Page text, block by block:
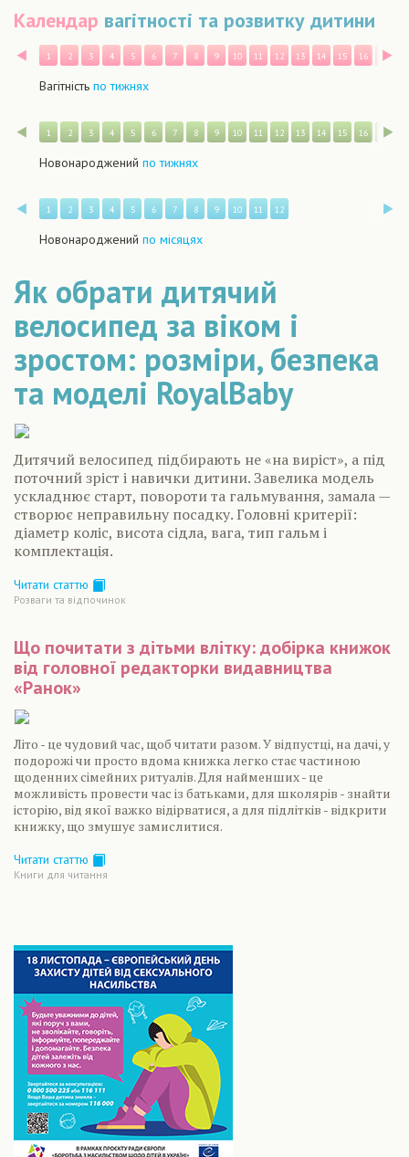
Календар вагітності та розвитку дитини
Назад
1 2 3 4 5 6 7 8 9 10 11 12 13 14 15 16 17
Вагітність по тижнях
Назад
1 2 3 4 5 6 7 8 9 10 11 12 13 14 15 16 17
Новонароджений по тижнях
Назад
1 2 3 4 5 6 7 8 9 10 11 12
Новонароджений по місяцях
Як обрати дитячий
велосипед за віком і
зростом: розміри, безпека
та моделі RoyalBaby
Дитячий велосипед підбирають не «на виріст», а під
поточний зріст і навички дитини. Завелика модель
ускладнює старт, повороти та гальмування, замала —
створює неправильну посадку. Головні критерії:
діаметр коліс, висота сідла, вага, тип гальм і
комплектація.
Читати статтю
Розваги та відпочинок
Що почитати з дітьми влітку: добірка книжок
від головної редакторки видавництва
«Ранок»
Літо - це чудовий час, щоб читати разом. У відпустці, на дачі, у
подорожі чи просто вдома книжка легко стає частиною
щоденних сімейних ритуалів. Для найменших - це
можливість провести час із батьками, для школярів - знайти
історію, від якої важко відірватися, а для підлітків - відкрити
книжку, що змушує замислитися.
Читати статтю
Книги для читання